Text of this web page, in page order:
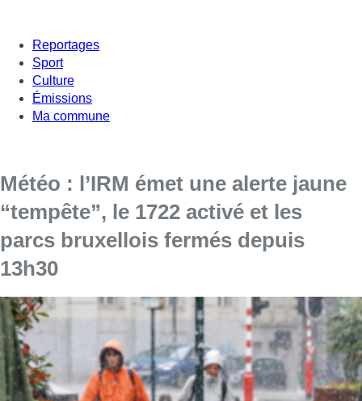
Reportages
Sport
Culture
Émissions
Ma commune
Météo : l’IRM émet une alerte jaune
“tempête”, le 1722 activé et les
parcs bruxellois fermés depuis
13h30